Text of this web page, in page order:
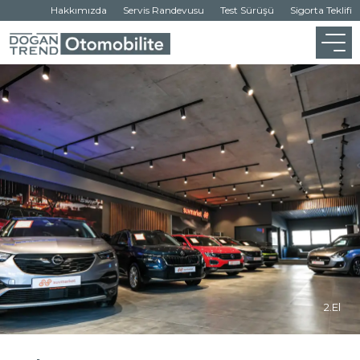
Hakkımızda Servis Randevusu Test Sürüşü Sigorta Teklifi
2.El